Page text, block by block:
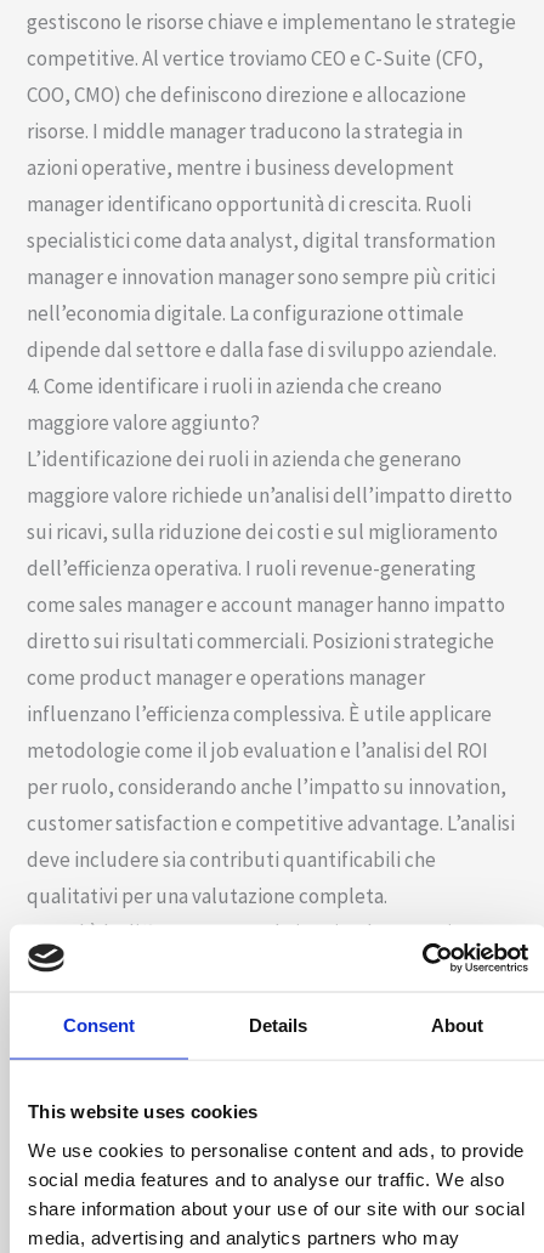
Consent Details About
This website uses cookies
We use cookies to personalise content and ads, to provide
social media features and to analyse our traffic. We also
share information about your use of our site with our social
media, advertising and analytics partners who may
gestiscono le risorse chiave e implementano le strategie
competitive. Al vertice troviamo CEO e C-Suite (CFO,
COO, CMO) che definiscono direzione e allocazione
risorse. I middle manager traducono la strategia in
azioni operative, mentre i business development
manager identificano opportunità di crescita. Ruoli
specialistici come data analyst, digital transformation
manager e innovation manager sono sempre più critici
nell’economia digitale. La configurazione ottimale
dipende dal settore e dalla fase di sviluppo aziendale.
4. Come identificare i ruoli in azienda che creano
maggiore valore aggiunto?
L’identificazione dei ruoli in azienda che generano
maggiore valore richiede un’analisi dell’impatto diretto
sui ricavi, sulla riduzione dei costi e sul miglioramento
dell’efficienza operativa. I ruoli revenue-generating
come sales manager e account manager hanno impatto
diretto sui risultati commerciali. Posizioni strategiche
come product manager e operations manager
influenzano l’efficienza complessiva. È utile applicare
metodologie come il job evaluation e l’analisi del ROI
per ruolo, considerando anche l’impatto su innovation,
customer satisfaction e competitive advantage. L’analisi
deve includere sia contributi quantificabili che
qualitativi per una valutazione completa.
5. Qual è la differenza tra ruolo in azienda e mansione
operativa?
aziendale. La mansione operativa invece si concentra su
compiti specifici e ripetitivi con limitata discrezionalità.
Il ruolo include leadership, problem-solving strategico
e accountability sui risultati, mentre la mansione